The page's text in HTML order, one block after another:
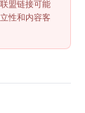
盟链接可能
性和内容客